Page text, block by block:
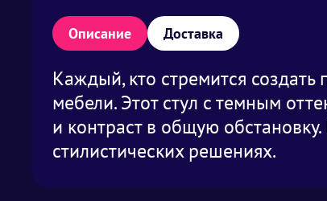
Описание Доставка
Каждый, кто стремится
мебели. Этот стул с темным
и контраст в общую
стилистических решениях.